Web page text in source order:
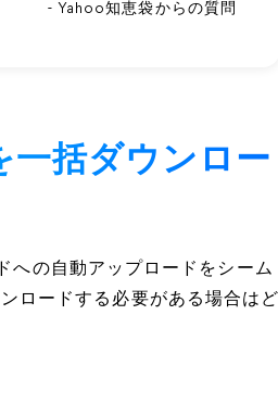
- Yahoo知恵袋からの質問
一括ダウンロー
への自動アップロードをシーム
ロードする必要がある場合はど